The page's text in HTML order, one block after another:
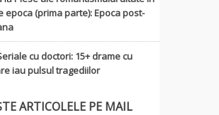
epoca (prima parte): Epoca post-
cu doctori: 15+ drame cu
iau pulsul tragediilor
ARTICOLELE PE MAIL